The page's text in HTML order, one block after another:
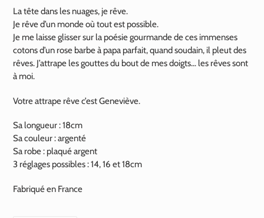
d'un
produit
à
votre
panier
La tête dans les nuages, je rêve.
Je rêve d’un monde où tout est possible.
Je me laisse glisser sur la poésie gourmande de ces immenses
cotons d’un rose barbe à papa parfait, quand soudain, il pleut des
rêves. J’attrape les gouttes du bout de mes doigts… les rêves sont
à moi.
Votre attrape rêve c’est Geneviève.
Sa longueur : 18cm
Sa couleur : argenté
Sa robe : plaqué argent
3 réglages possibles : 14, 16 et 18cm
Fabriqué en France